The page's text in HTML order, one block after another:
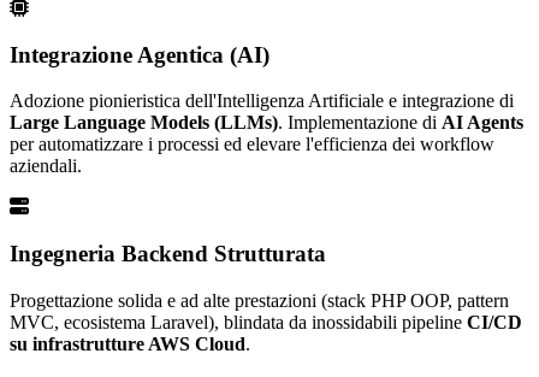
Integrazione Agentica (AI)
Adozione pionieristica dell'Intelligenza Artificiale e integrazione di
Large Language Models (LLMs). Implementazione di AI Agents
per automatizzare i processi ed elevare l'efficienza dei workflow
aziendali.
Ingegneria Backend Strutturata
Progettazione solida e ad alte prestazioni (stack PHP OOP, pattern
MVC, ecosistema Laravel), blindata da inossidabili pipeline CI/CD
su infrastrutture AWS Cloud.